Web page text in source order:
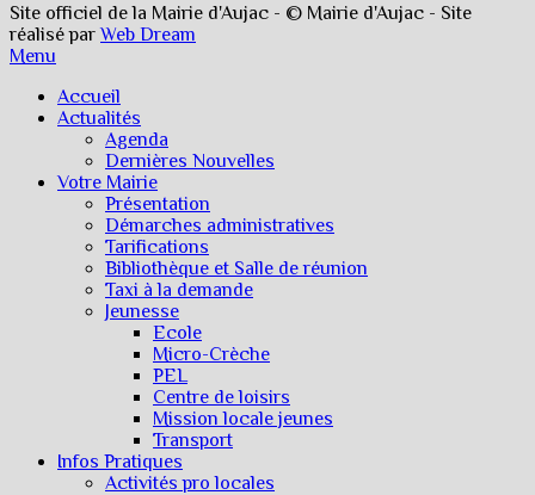
Site officiel de la Mairie d'Aujac - © Mairie d'Aujac - Site
réalisé parWeb Dream
Menu
Accueil
Actualités
Agenda
Dernières Nouvelles
Votre Mairie
Présentation
Démarches administratives
Tarifications
Bibliothèque et Salle de réunion
Taxi à la demande
Jeunesse
Ecole
Micro-Crèche
PEL
Centre de loisirs
Mission locale jeunes
Transport
Infos Pratiques
Activités pro locales